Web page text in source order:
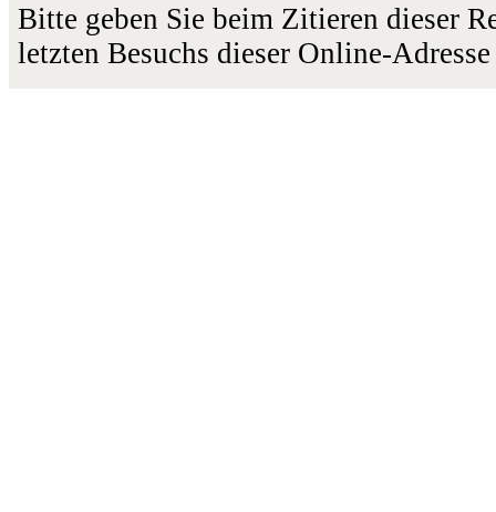
Bitte geben Sie beim Zitieren dieser
letzten Besuchs dieser Online-Adresse